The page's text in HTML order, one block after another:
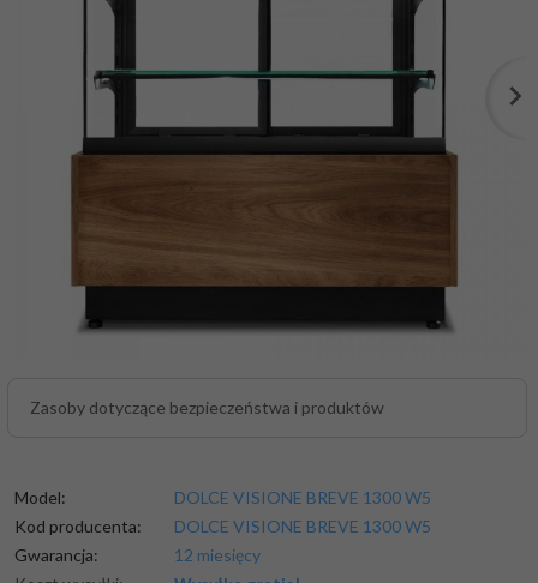
Zasoby dotyczące bezpieczeństwa i produktów
Model:
DOLCE VISIONE BREVE 1300 W5
Kod producenta:
DOLCE VISIONE BREVE 1300 W5
Gwarancja:
12 miesięcy